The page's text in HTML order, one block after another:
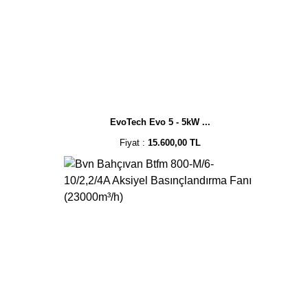
EvoTech Evo 5 - 5kW ...
Fiyat :15.600,00 TL